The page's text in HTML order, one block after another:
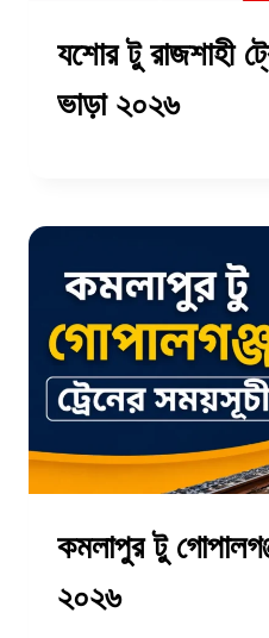
যশোর টু রাজশাহী
ভাড়া ২০২৬
কমলাপুর টু
২০২৬